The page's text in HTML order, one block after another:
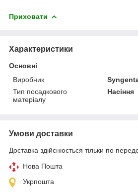
Приховати
Характеристики
Основні
Виробник
Тип посадкового
матеріалу
Насіння
Умови доставки
Доставка здійснюється тільки по
Нова Пошта
Укрпошта